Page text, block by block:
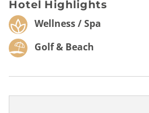
Hotel Highlights
Wellness / Spa
Golf & Beach